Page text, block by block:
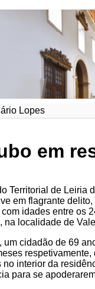
Lopes
em
Territorial de Leiria
em flagrante
idades entre os
na localidade de
um cidadão de 69
no interior da
para se